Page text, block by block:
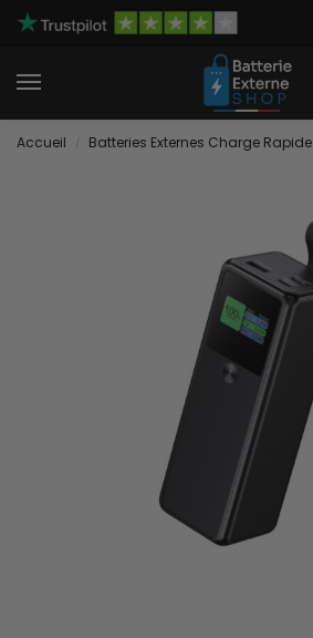
Accueil Batteries Externes Charge Rapide